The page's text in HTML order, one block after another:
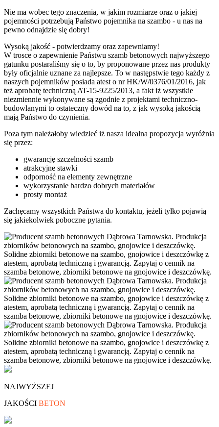
Nie ma wobec tego znaczenia, w jakim rozmiarze oraz o jakiej
pojemności potrzebują Państwo pojemnika na szambo - u nas na
pewno odnajdzie się dobry!
Wysoką jakość - potwierdzamy oraz zapewniamy!
W trosce o zapewnienie Państwu szamb betonowych najwyższego
gatunku postaraliśmy się o to, by proponowane przez nas produkty
były oficjalnie uznane za najlepsze. To w następstwie tego każdy z
naszych pojemników posiada atest o nr HK/W/0376/01/2016, jak
też aprobatę techniczną AT-15-9225/2013, a fakt iż wszystkie
niezmiennie wykonywane są zgodnie z projektami techniczno-
budowlanymi to ostateczny dowód na to, z jak wysoką jakością
mają Państwo do czynienia.
Poza tym należałoby wiedzieć iż nasza idealna propozycja wyróżnia
się przez:
gwarancję szczelności szamb
atrakcyjne stawki
odporność na elementy zewnętrzne
wykorzystanie bardzo dobrych materiałów
prosty montaż
Zachęcamy wszystkich Państwa do kontaktu, jeżeli tylko pojawią
się jakiekolwiek poboczne pytania.
NAJWYŻSZEJ
JAKOŚCI BETON